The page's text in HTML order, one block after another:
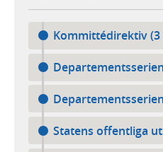
Kommittédirektiv (3
Statens offentliga